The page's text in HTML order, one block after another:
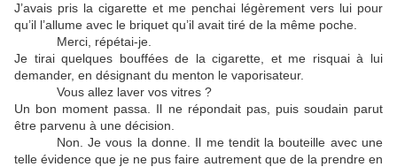
J’avais pris la cigarette et me penchai légèrement vers lui pour
qu’il l’allume avec le briquet qu’il avait tiré de la même poche.
Merci, répétai-je.
Je tirai quelques bouffées de la cigarette, et me risquai à lui
demander, en désignant du menton le vaporisateur.
Vous allez laver vos vitres ?
Un bon moment passa. Il ne répondait pas, puis soudain parut
être parvenu à une décision.
Non. Je vous la donne. Il me tendit la bouteille avec une
telle évidence que je ne pus faire autrement que de la prendre en